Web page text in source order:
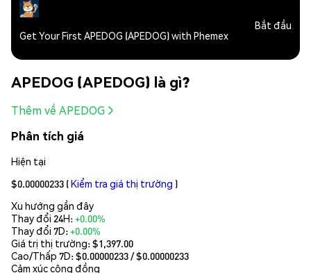
Get Your First APEDOG (APEDOG) with Phemex
Bắt đầu
APEDOG (APEDOG) là gì?
Thêm về APEDOG
Phân tích giá
Hiện tại
$0.00000233 (Kiểm tra giá thị trường )
Xu hướng gần đây
Thay đổi 24H:+0.00%
Thay đổi 7D:+0.00%
Giá trị thị trường:$1,397.00
Cao/Thấp 7D: $0.00000233/ $0.00000233
Cảm xúc cộng đồng